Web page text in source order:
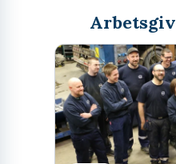
Vad gör en
egentligen?
Att kliva in i rollen somteknisk
schweizisk armékniv i
nedsjunken i tekniska